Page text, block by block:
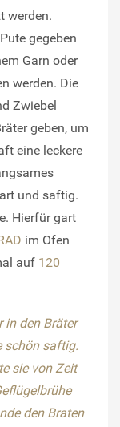
werden.
gegeben
Garn oder
werden. Die
Zwiebel
geben, um
eine leckere
und saftig.
Hierfür gart
im Ofen
auf 120
in den Bräter
schön saftig.
sie von Zeit
den Braten